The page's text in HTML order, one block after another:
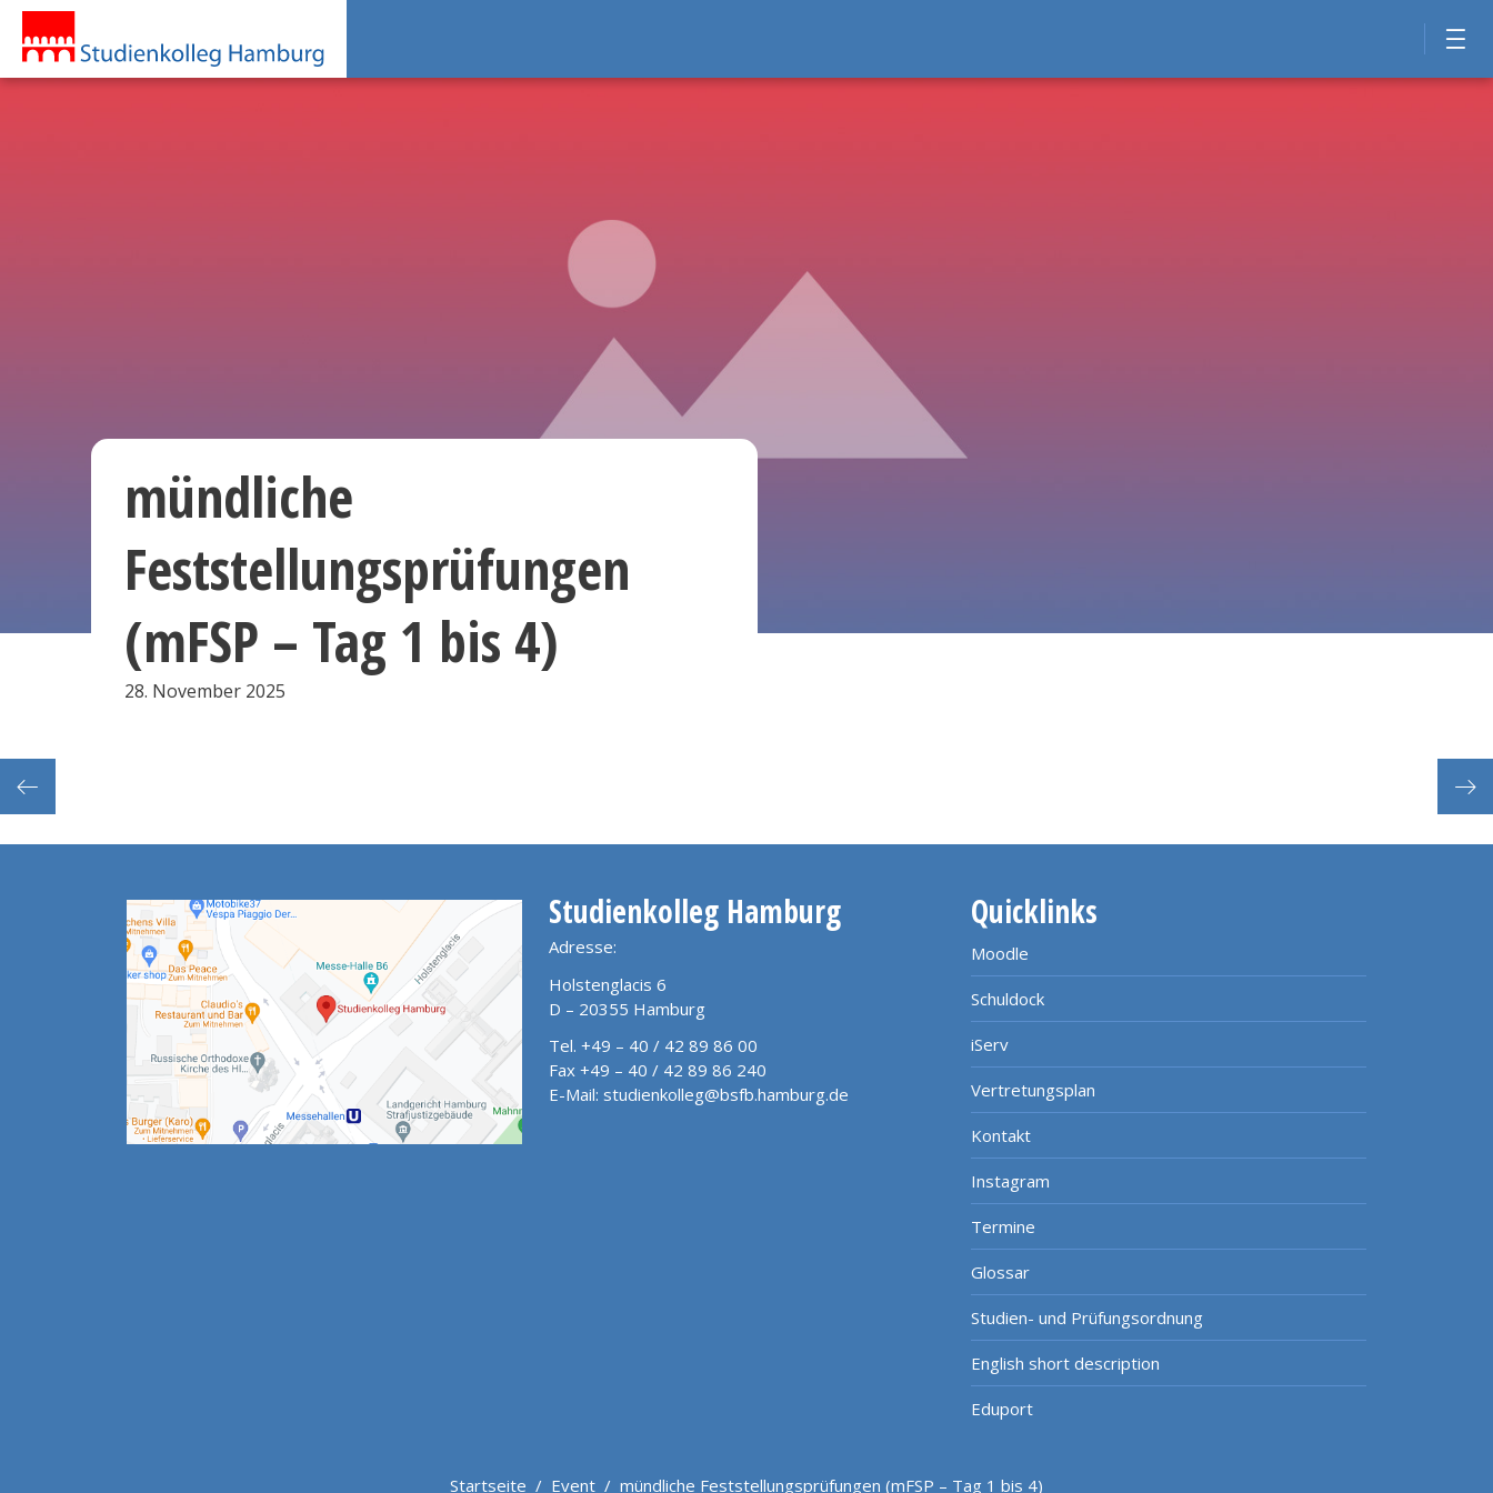
FSP
mündliche
Feststellungsprüfungen
(mFSP – Tag 1 bis 4)
28. November 2025
Studienkolleg Hamburg
Adresse:
Holstenglacis 6
D – 20355 Hamburg
Tel. +49 – 40 / 42 89 86 00
Fax +49 – 40 / 42 89 86 240
E-Mail: studienkolleg@bsfb.hamburg.de
Quicklinks
Moodle
Schuldock
iServ
Vertretungsplan
Kontakt
Instagram
Termine
Glossar
Studien- und Prüfungsordnung
English short description
Eduport
Startseite / Event / mündliche Feststellungsprüfungen (mFSP – Tag 1 bis 4)